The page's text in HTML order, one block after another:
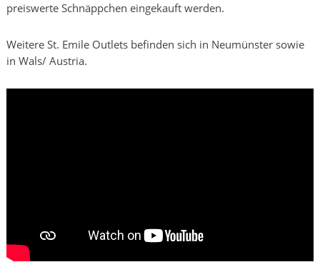
preiswerte Schnäppchen eingekauft werden.
Weitere St. Emile Outlets befinden sich in Neumünster sowie
in Wals/ Austria.